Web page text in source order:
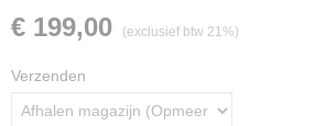
€ 199,00 (exclusief btw 21%)
Verzenden